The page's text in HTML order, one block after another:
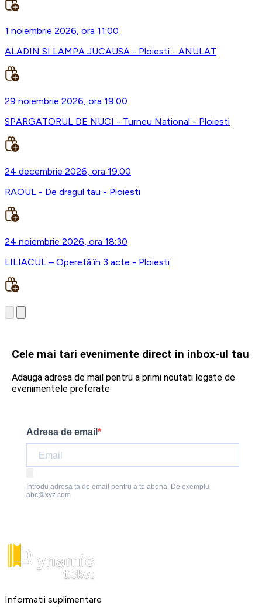
1 noiembrie 2026, ora 11:00
ALADIN SI LAMPA JUCAUSA - Ploiesti - ANULAT
29 noiembrie 2026, ora 19:00
SPARGATORUL DE NUCI - Turneu National - Ploiesti
24 decembrie 2026, ora 19:00
RAOUL - De dragul tau - Ploiesti
24 noiembrie 2026, ora 18:30
LILIACUL – Operetă în 3 acte - Ploiesti
Cele mai tari evenimente direct in inbox-ul tau
Adauga adresa de mail pentru a primi noutati legate de
evenimentele preferate
Adresa de email
Introdu adresa ta de email pentru a te abona. De exemplu
abc@xyz.com
Informatii suplimentare